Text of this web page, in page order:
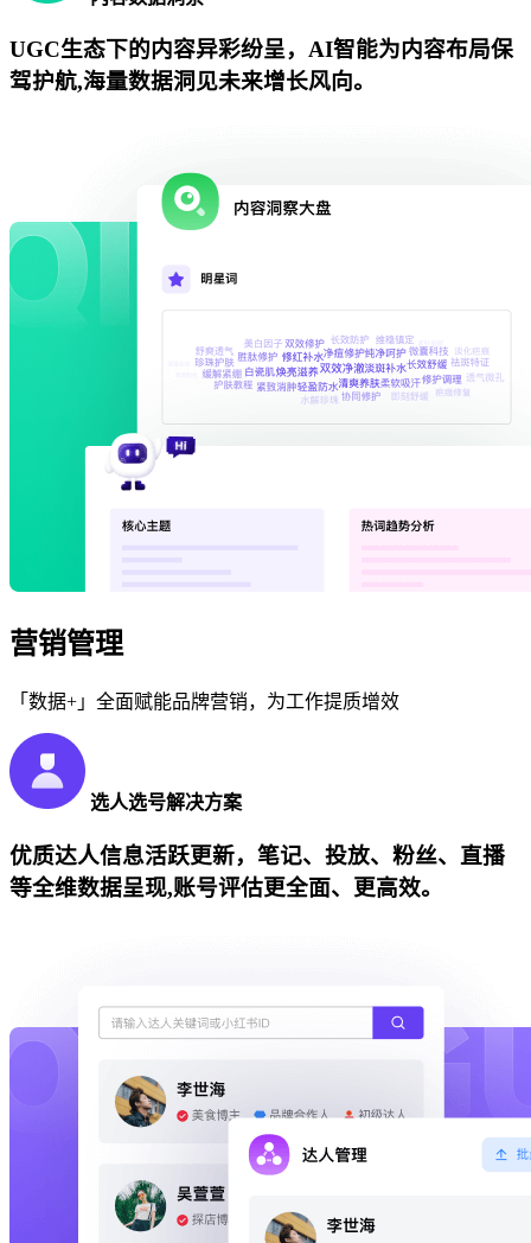
UGC生态下的内容异彩纷呈，AI智能为内容布局保
驾护航,海量数据洞见未来增长风向。
营销管理
「数据+」全面赋能品牌营销，为工作提质增效
选人选号解决方案
优质达人信息活跃更新，笔记、投放、粉丝、直播
等全维数据呈现,账号评估更全面、更高效。